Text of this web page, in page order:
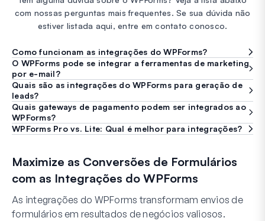
com nossas perguntas mais frequentes. Se sua dúvida não
estiver listada aqui, entre em contato conosco.
Como funcionam as integrações do WPForms?
O WPForms pode se integrar a ferramentas de marketing
por e-mail?
Quais são as integrações do WPForms para geração de
leads?
Quais gateways de pagamento podem ser integrados ao
WPForms?
WPForms Pro vs. Lite: Qual é melhor para integrações?
Maximize as Conversões de Formulários
com as Integrações do WPForms
As integrações do WPForms transformam envios de
formulários em resultados de negócios valiosos.